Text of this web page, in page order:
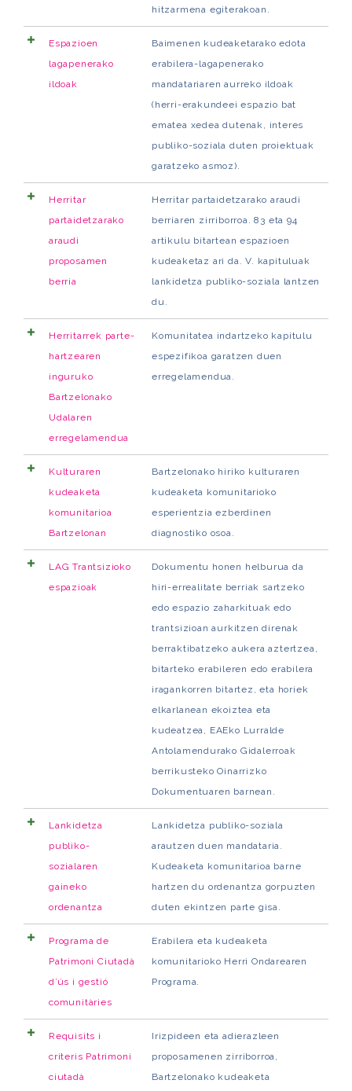
hitzarmena egiterakoan.
Espazioen
lagapenerako
ildoak
Baimenen kudeaketarako edota
erabilera-lagapenerako
mandatariaren aurreko ildoak
(herri-erakundeei espazio bat
ematea xedea dutenak, interes
publiko-soziala duten proiektuak
garatzeko asmoz).
Herritar
partaidetzarako
araudi
proposamen
berria
Herritar partaidetzarako araudi
berriaren zirriborroa. 83 eta 94
artikulu bitartean espazioen
kudeaketaz ari da. V. kapituluak
lankidetza publiko-soziala lantzen
du.
Herritarrek parte-
hartzearen
inguruko
Bartzelonako
Udalaren
erregelamendua
Komunitatea indartzeko kapitulu
espezifikoa garatzen duen
erregelamendua.
Kulturaren
kudeaketa
komunitarioa
Bartzelonan
Bartzelonako hiriko kulturaren
kudeaketa komunitarioko
esperientzia ezberdinen
diagnostiko osoa.
LAG Trantsizioko
espazioak
Dokumentu honen helburua da
hiri-errealitate berriak sartzeko
edo espazio zaharkituak edo
trantsizioan aurkitzen direnak
berraktibatzeko aukera aztertzea,
bitarteko erabileren edo erabilera
iragankorren bitartez, eta horiek
elkarlanean ekoiztea eta
kudeatzea, EAEko Lurralde
Antolamendurako Gidalerroak
berrikusteko Oinarrizko
Dokumentuaren barnean.
Lankidetza
publiko-
sozialaren
gaineko
ordenantza
Lankidetza publiko-soziala
arautzen duen mandataria.
Kudeaketa komunitarioa barne
hartzen du ordenantza gorpuzten
duten ekintzen parte gisa.
Programa de
Patrimoni Ciutadà
d’ús i gestió
comunitàries
Erabilera eta kudeaketa
komunitarioko Herri Ondarearen
Programa.
Requisits i
criteris Patrimoni
ciutadà
Irizpideen eta adierazleen
proposamenen zirriborroa,
Bartzelonako kudeaketa